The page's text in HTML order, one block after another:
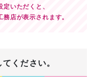
いただくと、
店が表示されます。
ください。